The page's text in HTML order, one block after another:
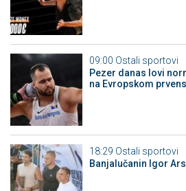
09:00 Ostali sportovi
Pezer danas lovi
na Evropskom
18:29 Ostali sportovi
Banjalučanin Igor